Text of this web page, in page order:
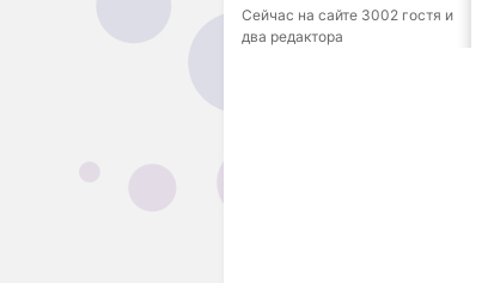
Сейчас на сайте 3002 гостя и
два редактора